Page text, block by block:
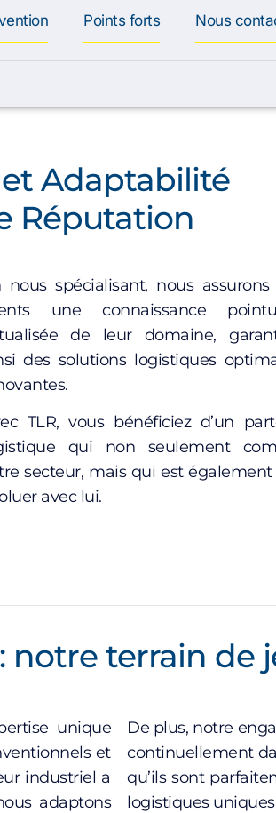
Points forts Nous
et Adaptabilité
Réputation
nous spécialisant, nous
une connaissance
de leur domaine,
des solutions logistiques
TLR, vous bénéficiez d’un
qui non seulement
secteur, mais qui est
avec lui.
notre terrain de
unique
et
industriel a
adaptons
De plus, notre
continuellement
qu’ils sont
logistiques